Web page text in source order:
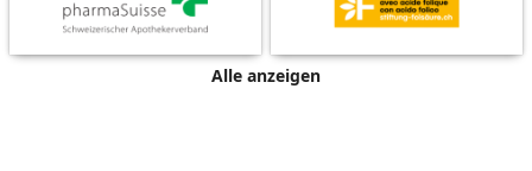
Alle anzeigen